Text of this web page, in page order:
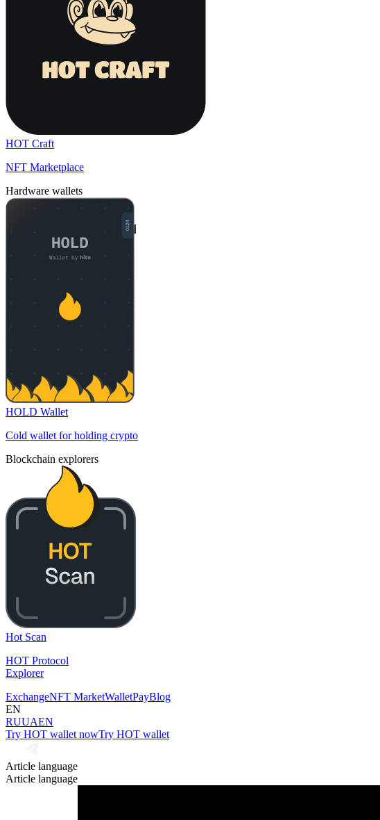
HOT Craft
NFT Marketplace
Hardware wallets
HOLD Wallet
Cold wallet for holding crypto
Blockchain explorers
Hot Scan
HOT Protocol
Explorer
ExchangeNFT MarketWalletPayBlog
EN
RUUAEN
Try HOT wallet nowTry HOT wallet
Article language
Article language